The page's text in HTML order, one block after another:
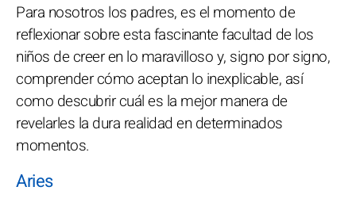
Para nosotros los padres, es el momento de
reflexionar sobre esta fascinante facultad de los
niños de creer en lo maravilloso y, signo por signo,
comprender cómo aceptan lo inexplicable, así
como descubrir cuál es la mejor manera de
revelarles la dura realidad en determinados
momentos.
Aries